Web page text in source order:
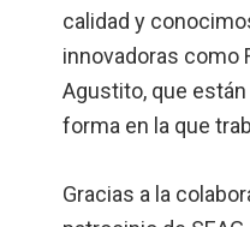
calidad y
innovadoras como
Agustito, que
forma en la que
Gracias a la